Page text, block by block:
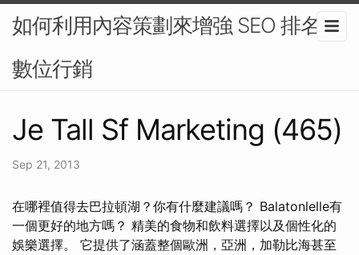
如何利用內容策劃來增強 SEO 排名-
數位行銷
Je Tall Sf Marketing (465)
Sep 21, 2013
在哪裡值得去巴拉頓湖？你有什麼建議嗎？ Balatonlelle有
一個更好的地方嗎？ 精美的食物和飲料選擇以及個性化的
娛樂選擇。 它提供了涵蓋整個歐洲，亞洲，加勒比海甚至